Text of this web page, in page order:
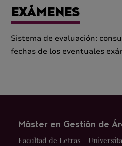
EXÁMENES
Sistema de evaluación:
fechas de los eventuales
Máster en Gestión de
Facultad de Letras -